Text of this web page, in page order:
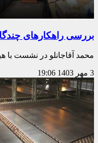
بررسی راهکارهای
محمد آقاجانلو در نشست با
3 مهر 1403 19:06